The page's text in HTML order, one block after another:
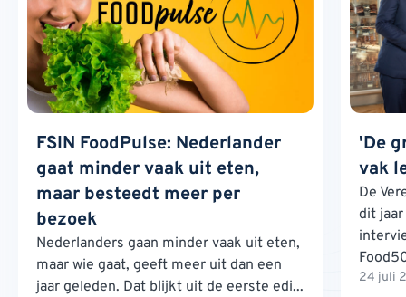
FSIN FoodPulse: Nederlander
gaat minder vaak uit eten,
maar besteedt meer per
bezoek
Nederlanders gaan minder vaak uit eten,
maar wie gaat, geeft meer uit dan een
jaar geleden. Dat blijkt uit de eerste edi...
'De
vak
De
dit
24 juli